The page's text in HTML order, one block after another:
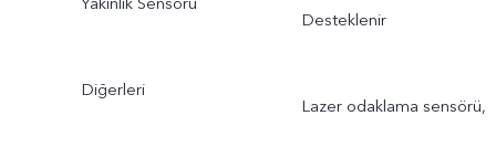
Desteklenir
Diğerleri
Lazer odaklama sensörü,